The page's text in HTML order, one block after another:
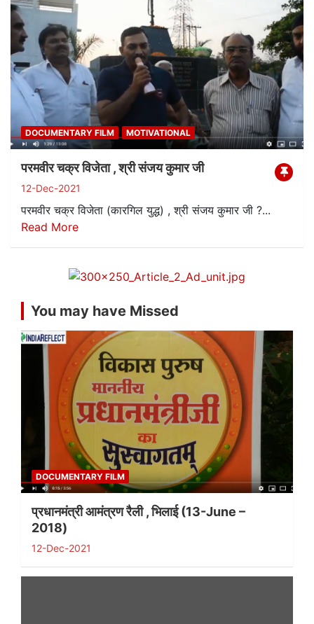
DOCUMENTARY FILM MOTIVATIONAL
परमवीर चक्र विजेता , श्री संजय कुमार जी
12-Dec-2021
परमवीर चक्र विजेता (कारगिल युद्ध) , श्री संजय कुमार जी ?...
Read More
You may have Missed
DOCUMENTARY FILM
प्रधानमंत्री आमंत्रण रैली , भिलाई (13-June –
2018)
12-Dec-2021